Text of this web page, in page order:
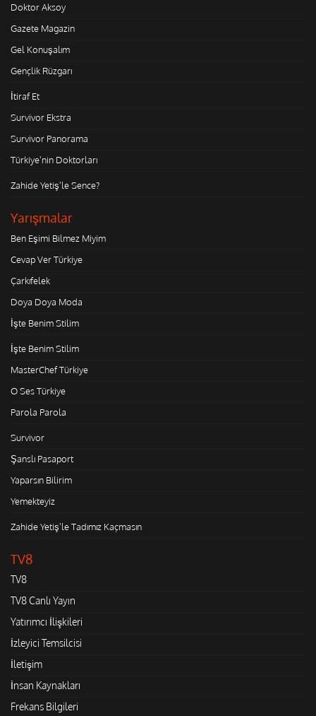
Doktor Aksoy
Gazete Magazin
Gel Konuşalım
Gençlik Rüzgarı
İtiraf Et
Survivor Ekstra
Survivor Panorama
Türkiye'nin Doktorları
Zahide Yetiş'le Sence?
Yarışmalar
Ben Eşimi Bilmez Miyim
Cevap Ver Türkiye
Çarkıfelek
Doya Doya Moda
İşte Benim Stilim
İşte Benim Stilim
MasterChef Türkiye
O Ses Türkiye
Parola Parola
Survivor
Şanslı Pasaport
Yaparsın Bilirim
Yemekteyiz
Zahide Yetiş'le Tadımız Kaçmasın
TV8
TV8
TV8 Canlı Yayın
Yatırımcı İlişkileri
İzleyici Temsilcisi
İletişim
İnsan Kaynakları
Frekans Bilgileri